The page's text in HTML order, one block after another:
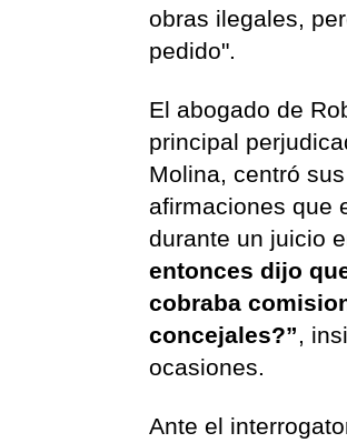
obras ilegales,
pedido".
El abogado de
principal
Molina, centró
afirmaciones que
durante un juicio
entonces dijo
cobraba
concejales?”,
ocasiones.
Ante el